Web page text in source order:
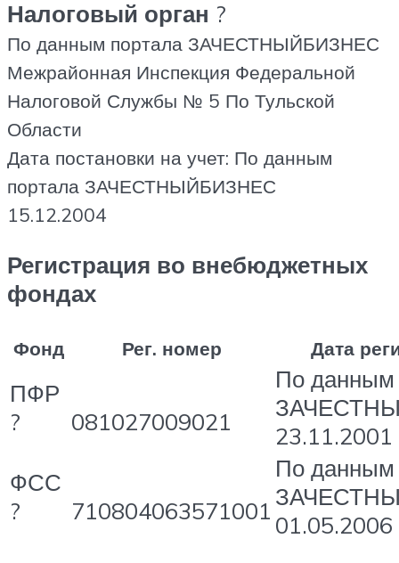
Налоговый орган ?
По данным портала ЗАЧЕСТНЫЙБИЗНЕС
Межрайонная Инспекция Федеральной
Налоговой Службы № 5 По Тульской
Области
Дата постановки на учет: По данным
портала ЗАЧЕСТНЫЙБИЗНЕС
15.12.2004
Регистрация во внебюджетных
фондах
Фонд Рег. номер Дата
ПФР
?
081027009021
По данным
23.11.2001
ФСС
?
710804063571001
По данным
01.05.2006